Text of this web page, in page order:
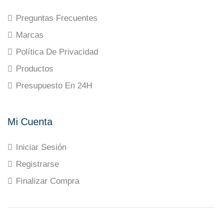
Preguntas Frecuentes
Marcas
Política De Privacidad
Productos
Presupuesto En 24H
Mi Cuenta
Iniciar Sesión
Registrarse
Finalizar Compra